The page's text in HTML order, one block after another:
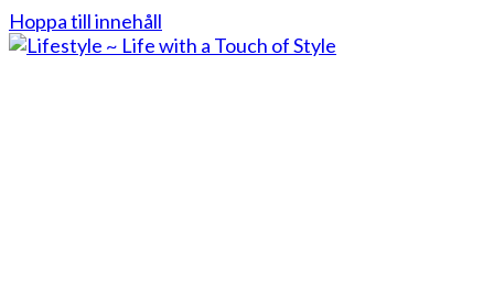
Hoppa till innehåll